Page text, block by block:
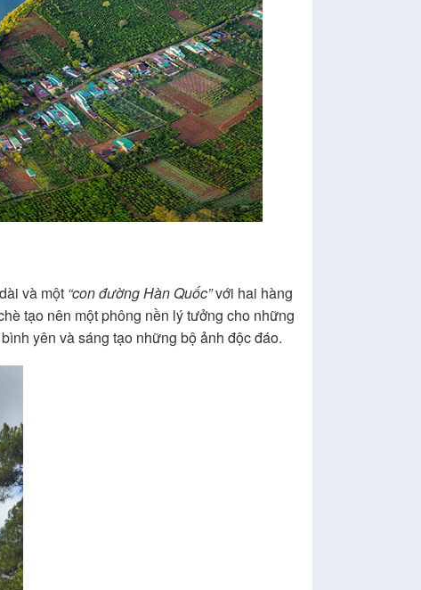
và một “con đường Hàn Quốc”với hai hàng
tạo nên một phông nền lý tưởng cho những
yên và sáng tạo những bộ ảnh độc đáo.